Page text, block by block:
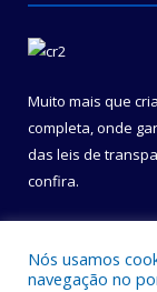
Muito mais que
completa, onde
das leis de
confira.
Nós usamos
navegação no